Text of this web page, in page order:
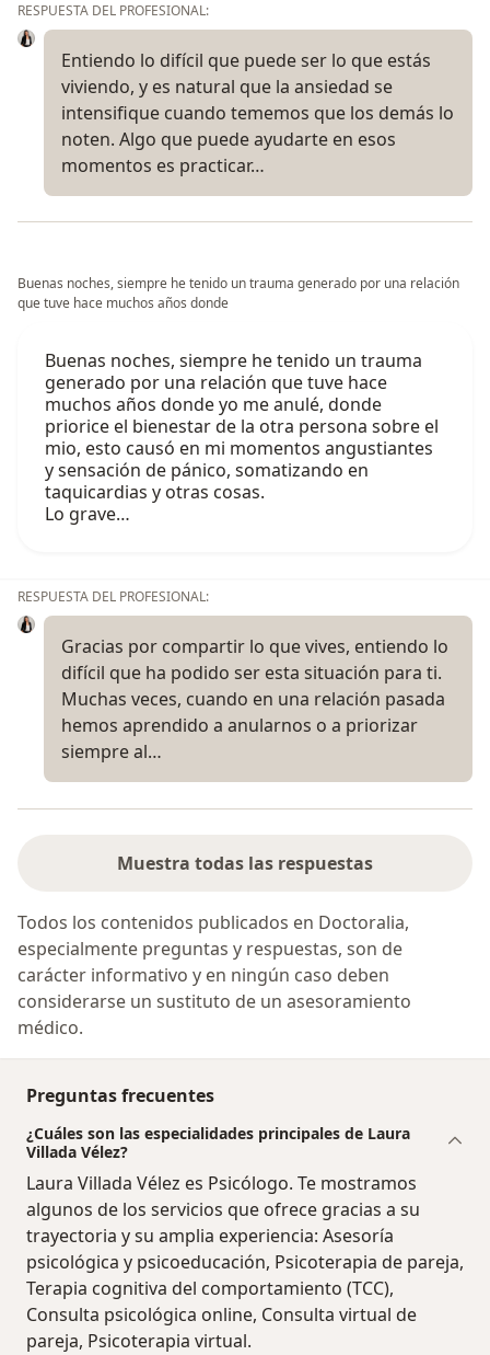
RESPUESTA DEL PROFESIONAL:
Entiendo lo difícil que puede ser lo que estás
viviendo, y es natural que la ansiedad se
intensifique cuando tememos que los demás lo
noten. Algo que puede ayudarte en esos
momentos es practicar…
Buenas noches, siempre he tenido un trauma generado por una relación
que tuve hace muchos años donde
Buenas noches, siempre he tenido un trauma
generado por una relación que tuve hace
muchos años donde yo me anulé, donde
priorice el bienestar de la otra persona sobre el
mio, esto causó en mi momentos angustiantes
y sensación de pánico, somatizando en
taquicardias y otras cosas.
Lo grave…
RESPUESTA DEL PROFESIONAL:
Gracias por compartir lo que vives, entiendo lo
difícil que ha podido ser esta situación para ti.
Muchas veces, cuando en una relación pasada
hemos aprendido a anularnos o a priorizar
siempre al…
Muestra todas las respuestas
Todos los contenidos publicados en Doctoralia,
especialmente preguntas y respuestas, son de
carácter informativo y en ningún caso deben
considerarse un sustituto de un asesoramiento
médico.
Preguntas frecuentes
¿Cuáles son las especialidades principales de Laura
Villada Vélez?
Laura Villada Vélez es Psicólogo. Te mostramos
algunos de los servicios que ofrece gracias a su
trayectoria y su amplia experiencia: Asesoría
psicológica y psicoeducación, Psicoterapia de pareja,
Terapia cognitiva del comportamiento (TCC),
Consulta psicológica online, Consulta virtual de
pareja, Psicoterapia virtual.